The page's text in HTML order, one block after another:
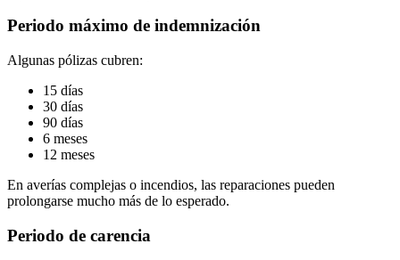
Periodo máximo de indemnización
Algunas pólizas cubren:
15 días
30 días
90 días
6 meses
12 meses
En averías complejas o incendios, las reparaciones pueden
prolongarse mucho más de lo esperado.
Periodo de carencia